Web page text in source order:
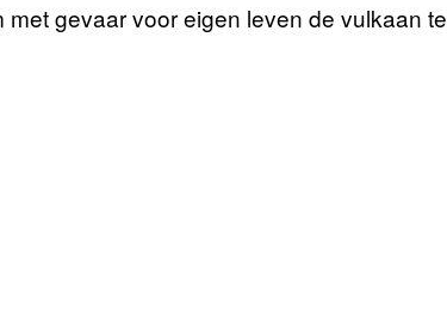
gevaar voor eigen leven de vulkaan te